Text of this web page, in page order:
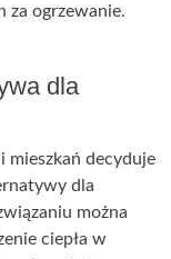
za ogrzewanie.
dla
mieszkań decyduje
dla
można
ciepła w